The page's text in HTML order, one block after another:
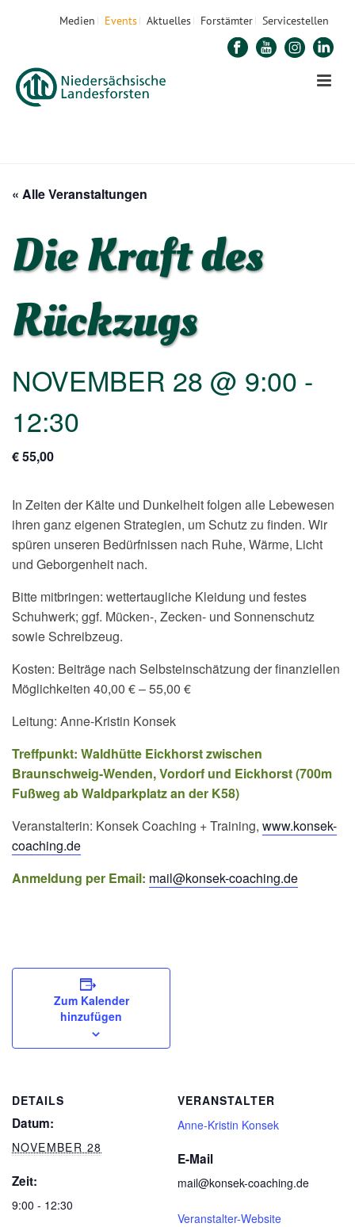
Medien Events Aktuelles Forstämter Servicestellen
« Alle Veranstaltungen
Die Kraft des
Rückzugs
NOVEMBER 28 @ 9:00 -
12:30
€ 55,00
In Zeiten der Kälte und Dunkelheit folgen alle Lebewesen
ihren ganz eigenen Strategien, um Schutz zu finden. Wir
spüren unseren Bedürfnissen nach Ruhe, Wärme, Licht
und Geborgenheit nach.
Bitte mitbringen: wettertaugliche Kleidung und festes
Schuhwerk; ggf. Mücken-, Zecken- und Sonnenschutz
sowie Schreibzeug.
Kosten: Beiträge nach Selbsteinschätzung der finanziellen
Möglichkeiten 40,00 € – 55,00 €
Leitung: Anne-Kristin Konsek
Treffpunkt: Waldhütte Eickhorst zwischen
Braunschweig-Wenden, Vordorf und Eickhorst (700m
Fußweg ab Waldparkplatz an der K58)
Veranstalterin: Konsek Coaching + Training, www.konsek-
coaching.de
Anmeldung per Email: mail@konsek-coaching.de
Zum Kalender
hinzufügen
DETAILS
Datum:
NOVEMBER 28
Zeit:
9:00 - 12:30
VERANSTALTER
Anne-Kristin Konsek
E-Mail
mail@konsek-coaching.de
Veranstalter-Website